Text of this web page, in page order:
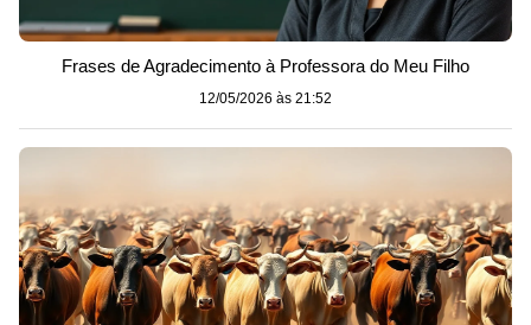
Frases de Agradecimento à Professora do Meu Filho
12/05/2026 às 21:52